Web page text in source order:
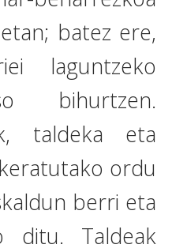
batez ere,
laguntzeko
bihurtzen.
taldeka eta
ordu
berri eta
ditu. Taldeak